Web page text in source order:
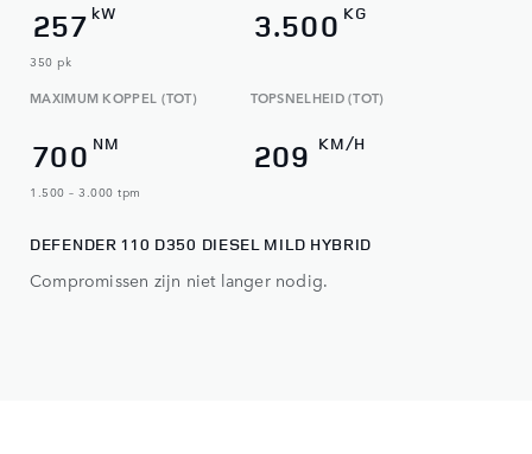
257 kW
350 pk
3.500 KG
MAXIMUM KOPPEL (TOT)
700 NM
1.500 – 3.000 tpm
TOPSNELHEID (TOT)
209 KM/H
DEFENDER 110 D350 DIESEL MILD HYBRID
Compromissen zijn niet langer nodig.